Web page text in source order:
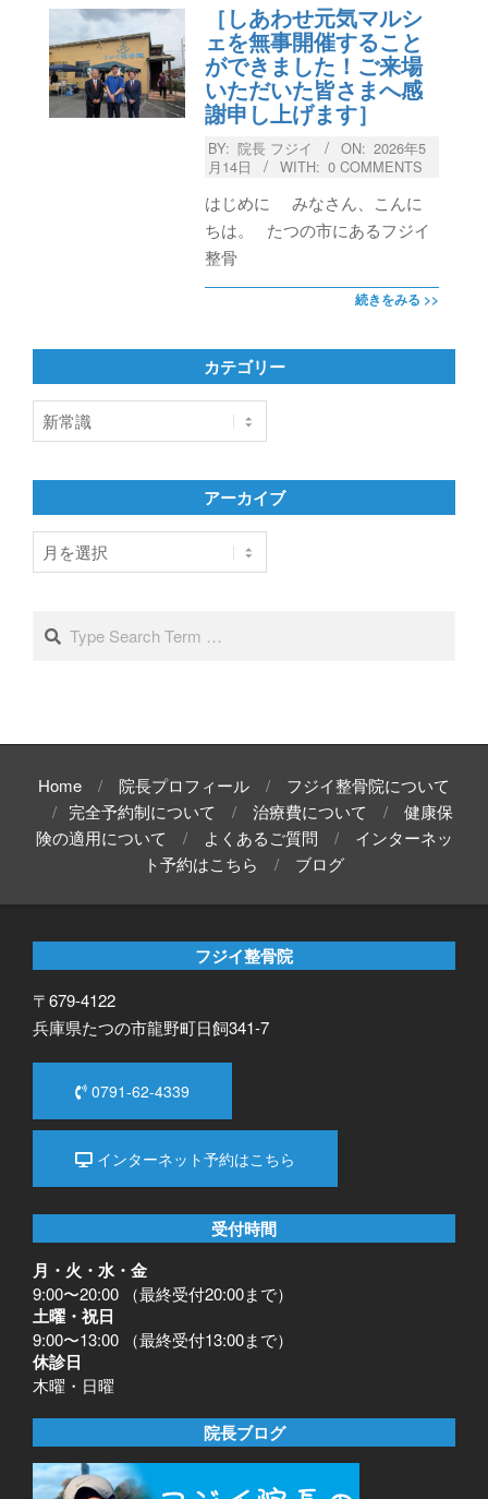
［しあわせ元気マルシ
ェを無事開催すること
ができました！ご来場
いただいた皆さまへ感
謝申し上げます］
BY: 院長 フジイ ON: 2026年5
月14日
WITH: 0 COMMENTS
はじめに みなさん、こんに
ちは。 たつの市にあるフジイ
整骨
続きをみる >>
カテゴリー
カ
テ
リ
アーカイブ
ア
ー
ブSearch
Home 院長プロフィール
フジイ整骨院について
完全予約制について
治療費について
健康保
険の適用について
よくあるご質問
インターネッ
ト予約はこちら
ブログ
フジイ整骨院
〒679-4122
兵庫県たつの市龍野町日飼341-7
0791-62-4339
インターネット予約はこちら
受付時間
月・火・水・金
9:00〜20:00 （最終受付20:00まで）
土曜・祝日
9:00〜13:00 （最終受付13:00まで）
休診日
木曜・日曜
院長ブログ